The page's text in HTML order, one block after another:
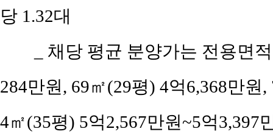
당 1.32대
_ 채당 평균 분양가는 전용면
284만원, 69㎡(29평) 4억6,368만원
4㎡(35평) 5억2,567만원~5억3,397